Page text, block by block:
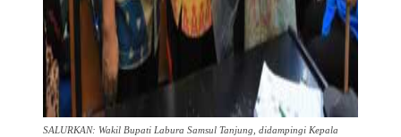
SALURKAN: Wakil Bupati Labura Samsul Tanjung, didampingi Kepala